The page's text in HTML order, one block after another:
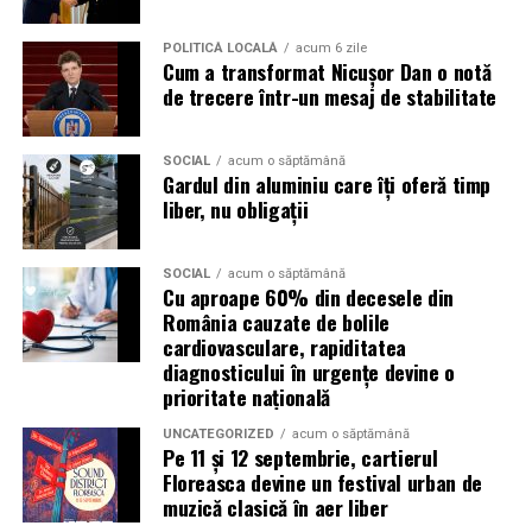
strict interzis.
Regulamentul complet, impreuna cu lista obiectelor
permise si interzise, poate fi consultat pe site-ul oficial
al festivalului.
Un festival construitimpreuna cu partenerii sai
Summer Well 2026 este un festival Orange, sustinut de
parteneri care contribuie la experienta editiei
aniversare: glo™, ING, Peroni Nastro Azzurro, Ursus,
Bacardi, Martini, Jagermeister, Jack Daniel’s, Mega
Image, Pepsi, Fashion Days, alpro, Transalpina, vitamin
aqua, Lay’s, e-on, Academia de Studii Economice din
Bucuresti, FABIZ, Bucharest Business School, biciclop,
syoss, InterContinental Athénée Palace, Secom.
Abonamentele sunt disponibile pe summerwell.ro la
pretul de 513 lei. De asemenea, pot fi achizitionate
POLITICĂ LOCALĂ acum 6 zile
Cum a transformat Nicușor Dan o notă
de trecere într-un mesaj de stabilitate
SOCIAL acum o săptămână
Gardul din aluminiu care îți oferă timp
liber, nu obligații
SOCIAL acum o săptămână
Cu aproape 60% din decesele din
România cauzate de bolile
cardiovasculare, rapiditatea
diagnosticului în urgențe devine o
prioritate națională
UNCATEGORIZED acum o săptămână
Pe 11 și 12 septembrie, cartierul
Floreasca devine un festival urban de
muzică clasică în aer liber